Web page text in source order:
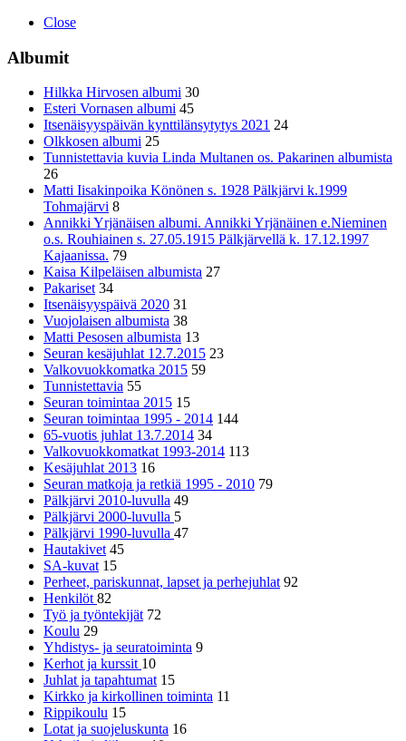
Close
Albumit
Hilkka Hirvosen albumi 30
Esteri Vornasen albumi 45
Itsenäisyyspäivän kynttilänsytytys 2021 24
Olkkosen albumi 25
Tunnistettavia kuvia Linda Multanen os. Pakarinen albumista
26
Matti Iisakinpoika Könönen s. 1928 Pälkjärvi k.1999
Tohmajärvi 8
Annikki Yrjänäisen albumi. Annikki Yrjänäinen e.Nieminen
o.s. Rouhiainen s. 27.05.1915 Pälkjärvellä k. 17.12.1997
Kajaanissa. 79
Kaisa Kilpeläisen albumista 27
Pakariset 34
Itsenäisyyspäivä 2020 31
Vuojolaisen albumista 38
Matti Pesosen albumista 13
Seuran kesäjuhlat 12.7.2015 23
Valkovuokkomatka 2015 59
Tunnistettavia 55
Seuran toimintaa 2015 15
Seuran toimintaa 1995 - 2014 144
65-vuotis juhlat 13.7.2014 34
Valkovuokkomatkat 1993-2014 113
Kesäjuhlat 2013 16
Seuran matkoja ja retkiä 1995 - 2010 79
Pälkjärvi 2010-luvulla 49
Pälkjärvi 2000-luvulla 5
Pälkjärvi 1990-luvulla 47
Hautakivet 45
SA-kuvat 15
Perheet, pariskunnat, lapset ja perhejuhlat 92
Henkilöt82
Työ ja työntekijät 72
Koulu 29
Yhdistys- ja seuratoiminta 9
Kerhot ja kurssit 10
Juhlat ja tapahtumat 15
Kirkko ja kirkollinen toiminta 11
Rippikoulu 15
Lotat ja suojeluskunta 16